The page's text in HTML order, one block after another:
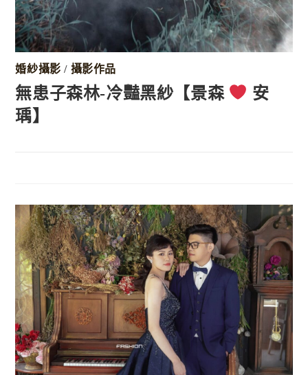
婚紗攝影 / 攝影作品
無患子森林-冷豔黑紗【景森
安
瑀】